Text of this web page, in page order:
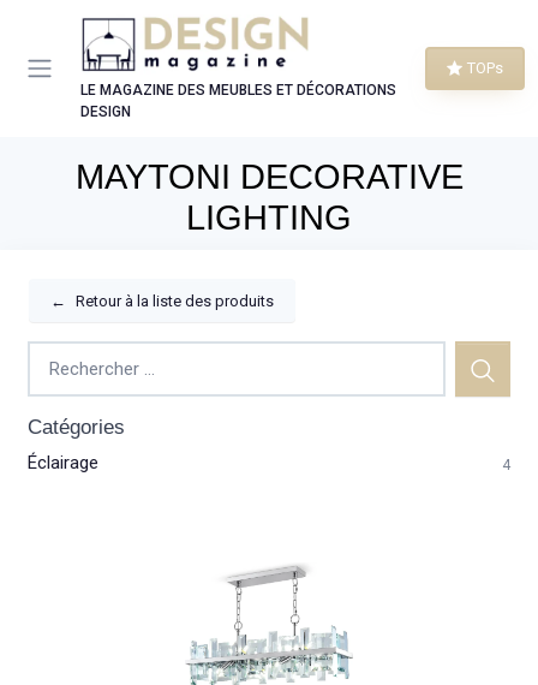
LE MAGAZINE DES MEUBLES ET DÉCORATIONS
DESIGN
TOPs
MAYTONI DECORATIVE
LIGHTING
← Retour à la liste des produits
Catégories
Éclairage 4
Panneau de gestion des cookies